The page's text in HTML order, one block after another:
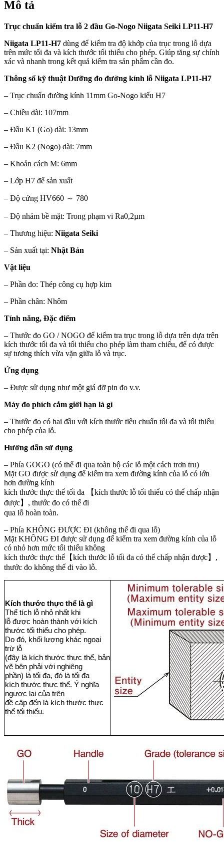
Mô tả
Trục chuẩn kiểm tra lỗ 2 đầu Go-Nogo Niigata Seiki LP11-H7
Niigata LP11-H7 dùng để kiểm tra độ khớp của trục trong lỗ dựa
trên mức tối đa và kích thước tối thiểu cho phép. Giúp tăng sự chính
xác và nhanh trong kết quả kiểm tra sản phẩm cần đo.
Thông số kỹ thuật Dưỡng đo đường kính lỗ Niigata LP11-H7
– Trục chuẩn đường kính 11mm Go-Nogo kiểu H7
– Chiều dài: 107mm
– Đầu K1 (Go) dài: 13mm
– Đầu K2 (Nogo) dài: 7mm
– Khoản cách M: 6mm
– Lớp H7 để sản xuất
– Độ cứng HV660 ～ 780
– Độ nhám bề mặt: Trong phạm vi Ra0,2µm
– Thương hiệu: Niigata Seiki
– Sản xuất tại: Nhật Bản
Vật liệu
– Phần đo: Thép công cụ hợp kim
– Phần chân: Nhôm
Tính năng, Đặc điểm
– Thước đo GO / NOGO để kiểm tra trục trong lỗ dựa trên dựa trên
kích thước tối đa và tối thiểu cho phép làm tham chiếu, để có được
sự tương thích vừa vặn giữa lỗ và trục.
Ứng dụng
– Được sử dụng như một giá đỡ pin đo v.v.
Máy đo phích cắm giới hạn là gì
– Thước đo có hai đầu với kích thước tiêu chuẩn tối đa và tối thiểu
cho phép của lỗ.
Hướng dẫn sử dụng
– Phía GOGO (có thể đi qua toàn bộ các lỗ một cách trơn tru)
Mặt GO được sử dụng để kiểm tra xem đường kính của lỗ có lớn
hơn đường kính
kích thước thực thể tối đa 【kích thước lỗ tối thiểu có thể chấp nhận
được】, thước đo có thể đi
qua lỗ hoàn toàn.
– Phía KHÔNG ĐƯỢC ĐI (không thể đi qua lỗ)
Mặt KHÔNG ĐI được sử dụng để kiểm tra xem đường kính của lỗ
có nhỏ hơn mức tối thiểu không
kích thước thực thể【kích thước lỗ tối đa có thể chấp nhận được】,
thước đo không thể đi vào lỗ.
Kích thước thực thể là gì
Thể tích lỗ nhỏ nhất khi
lỗ được hoàn thành với kích
thước tối thiểu cho phép.
Do đó, khối lượng khác ngoại
trừ lỗ
(đây là kích thước thực thể, bản
vẽ bên phải với nghiêng
phần) là tối đa, đó là tối đa
kích thước thực thể. Ý nghĩa
ngược lại của trên
đề cập đến là kích thước thực
thể tối thiểu.